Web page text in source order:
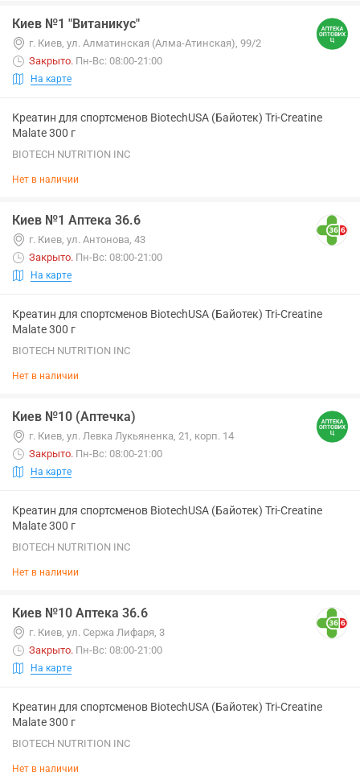
Киев №1 "Витаникус"
г. Киев, ул. Алматинская (Алма-Атинская), 99/2
Закрыто. Пн-Вс: 08:00-21:00
На карте
Креатин для спортсменов BiotechUSA (Байотек) Tri-Creatine
Malate 300 г
BIOTECH NUTRITION INC
Нет в наличии
Киев №1 Аптека 36.6
г. Киев, ул. Антонова, 43
Закрыто. Пн-Вс: 08:00-21:00
На карте
Креатин для спортсменов BiotechUSA (Байотек) Tri-Creatine
Malate 300 г
BIOTECH NUTRITION INC
Нет в наличии
Киев №10 (Аптечка)
г. Киев, ул. Левка Лукьяненка, 21, корп. 14
Закрыто. Пн-Вс: 08:00-21:00
На карте
Креатин для спортсменов BiotechUSA (Байотек) Tri-Creatine
Malate 300 г
BIOTECH NUTRITION INC
Нет в наличии
Киев №10 Аптека 36.6
г. Киев, ул. Сержа Лифаря, 3
Закрыто. Пн-Вс: 08:00-21:00
На карте
Креатин для спортсменов BiotechUSA (Байотек) Tri-Creatine
Malate 300 г
BIOTECH NUTRITION INC
Нет в наличии